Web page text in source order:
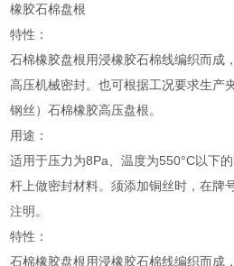
橡胶石棉盘根
特性：
石棉橡胶盘根用浸橡胶石棉线编织而成
高压机械密封。也可根据工况要求生产
钢丝）石棉橡胶高压盘根。
用途：
适用于压力为8Pa、温度为550°C以下
杆上做密封材料。须添加铜丝时，在牌
注明。
特性：
石棉橡胶盘根用浸橡胶石棉线编织而成